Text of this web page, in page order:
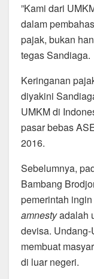
‎”Kami dari
dalam
pajak, bukan
tegas Sandiaga.
Keringanan
diyakini
UMKM di
pasar bebas
2016.
Sebelumnya,
Bambang
pemerintah
amnestyadalah
devisa.
membuat
di luar negeri.